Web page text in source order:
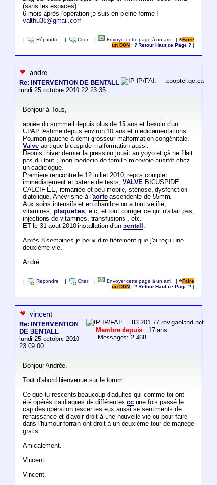
(sans les espaces)
6 mois après l'opération je suis en pleine forme !
valthu38@gmail.com
Répondre Citer Envoyer cette page à un ami |
Faire
un DON
|? Retour Haut de Page ?
andre
Re: INTERVENTION DE BENTALL
lundi 25 octobre 2010 22:23:35
IP/FAI: ---.cooptel.qc.ca
Bonjour à Tous,
apnée du sommeil depuis plus de 15 ans et besoin d'un
CPAP. Ashme depuis environ 10 ans et médicamentations.
Poumon gauche à demi grosseur malformation congénitale.
Valveaortique bicuspide malformation aussi.
Depuis l'hiver dernier la pression jouait au yoyo et çà ne filait
pas du tout ; mon médecin de famille m'envoie ausitôt chez
un cadiologue.
Premiere rencontre le 12 juillet 2010, repos complet
immédiatement et baterie de tests; VALVEBICUSPIDE
CALCIFIÉE, remaniée et peu mobile, sténose, dysfonction
diatolique, Anévrisme à l'aorteascendente de 55mm.
Aux soins intensifs et en chambre on a tout vérifié,
vitamines, plaquettes, etc; et tout corriger ce qui n'allait pas,
injections de vitamines, transfusions , etc.
ET le 31 aout 2010 installation d'un bentall .
Après 8 semaines je peux dire fièrement que j'ai reçu une
deuxième vie.
André
Répondre Citer Envoyer cette page à un ami |
Faire
un DON
|? Retour Haut de Page ?
vincent
Re: INTERVENTION
DE BENTALL
lundi 25 octobre 2010
23:09:00
IP/FAI: ---.83.201-77.rev.gaoland.net
Membre depuis : 17 ans
- Messages: 2 468
Bonjour Andrée.
Tout d'abord bienvenue sur le forum.
Ce que tu rescents beaucoup d'adultes qui comme toi ont
été opérés cardiaques de différentes ccune fois passé le
cap des opération rescentes eux aussi se sentiments de
renaissance et d'avoir droit à une nouvelle vie ou pour faire
dans l'humour forrain ont droit à un deuxième tour de manège
gratis.
Amicalement.
Vincent.
Vincent.